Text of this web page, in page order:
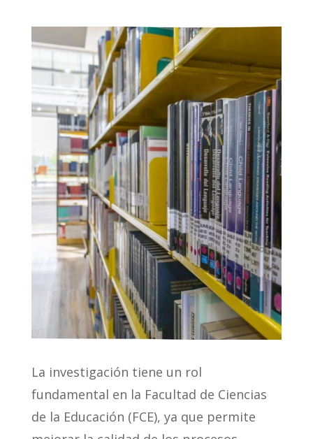
La investigación tiene un rol
fundamental en la Facultad de Ciencias
de la Educación (FCE), ya que permite